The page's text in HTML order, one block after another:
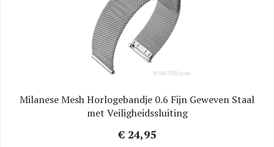
Milanese Mesh Horlogebandje 0.6 Fijn Geweven Staal
met Veiligheidssluiting
€ 24,95